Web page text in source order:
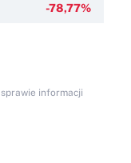
-78,77%
informacji